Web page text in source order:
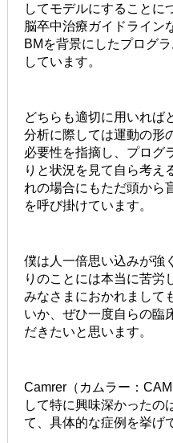
してモデルにすることに
脳卒中治療ガイドライン
BMを背景にしたプログ
しています。
どちらも適切に用いれば
分析に際しては運動の形
必要性を指摘し、プログ
りと状況を見て自ら考え
れの場合にもただ頭から
を呼び掛けています。
僕は人一倍思い込みが強
りのことには本当に苦労
みなさまにおかれまして
いか、ぜひ一度自らの臨
だきたいと思います。
Camrer（カムラー：
して特に興味深かったの
て、具体的な症例を挙げ